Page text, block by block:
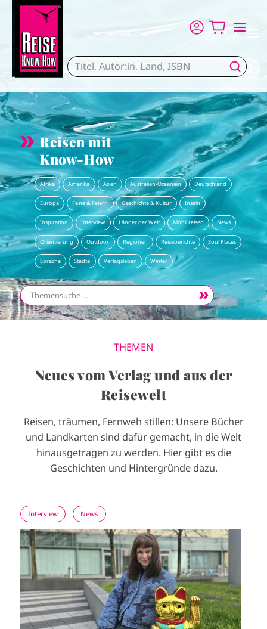
Reisen mit
Know-How
Afrika Amerika Asien Australien/Ozeanien Deutschland
Europa Feste & Feiern Geschichte & Kultur Inseln
Inspiration Interview Länder der Welt Mobil reisen News
Orientierung Outdoor Regionen Reiseberichte Soul Places
Sprache Städte Verlagsleben Winter
THEMEN
Neues vom Verlag und aus der
Reisewelt
Reisen, träumen, Fernweh stillen: Unsere Bücher
und Landkarten sind dafür gemacht, in die Welt
hinausgetragen zu werden. Hier gibt es die
Geschichten und Hintergründe dazu.
Interview News
I
m
e